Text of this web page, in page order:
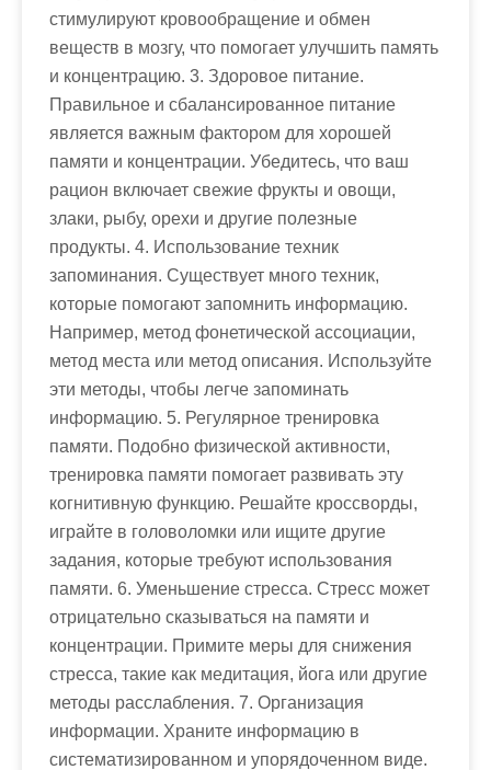
стимулируют кровообращение и обмен
веществ в мозгу, что помогает улучшить память
и концентрацию. 3. Здоровое питание.
Правильное и сбалансированное питание
является важным фактором для хорошей
памяти и концентрации. Убедитесь, что ваш
рацион включает свежие фрукты и овощи,
злаки, рыбу, орехи и другие полезные
продукты. 4. Использование техник
запоминания. Существует много техник,
которые помогают запомнить информацию.
Например, метод фонетической ассоциации,
метод места или метод описания. Используйте
эти методы, чтобы легче запоминать
информацию. 5. Регулярное тренировка
памяти. Подобно физической активности,
тренировка памяти помогает развивать эту
когнитивную функцию. Решайте кроссворды,
играйте в головоломки или ищите другие
задания, которые требуют использования
памяти. 6. Уменьшение стресса. Стресс может
отрицательно сказываться на памяти и
концентрации. Примите меры для снижения
стресса, такие как медитация, йога или другие
методы расслабления. 7. Организация
информации. Храните информацию в
систематизированном и упорядоченном виде.